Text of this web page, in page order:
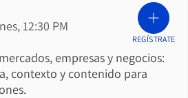
12:30 PM
empresas y negocios:
contexto y contenido para
REGÍSTRATE